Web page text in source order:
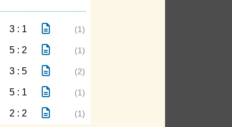
3 : 1 (1)
5 : 2 (1)
3 : 5 (2)
5 : 1 (1)
2 : 2 (1)